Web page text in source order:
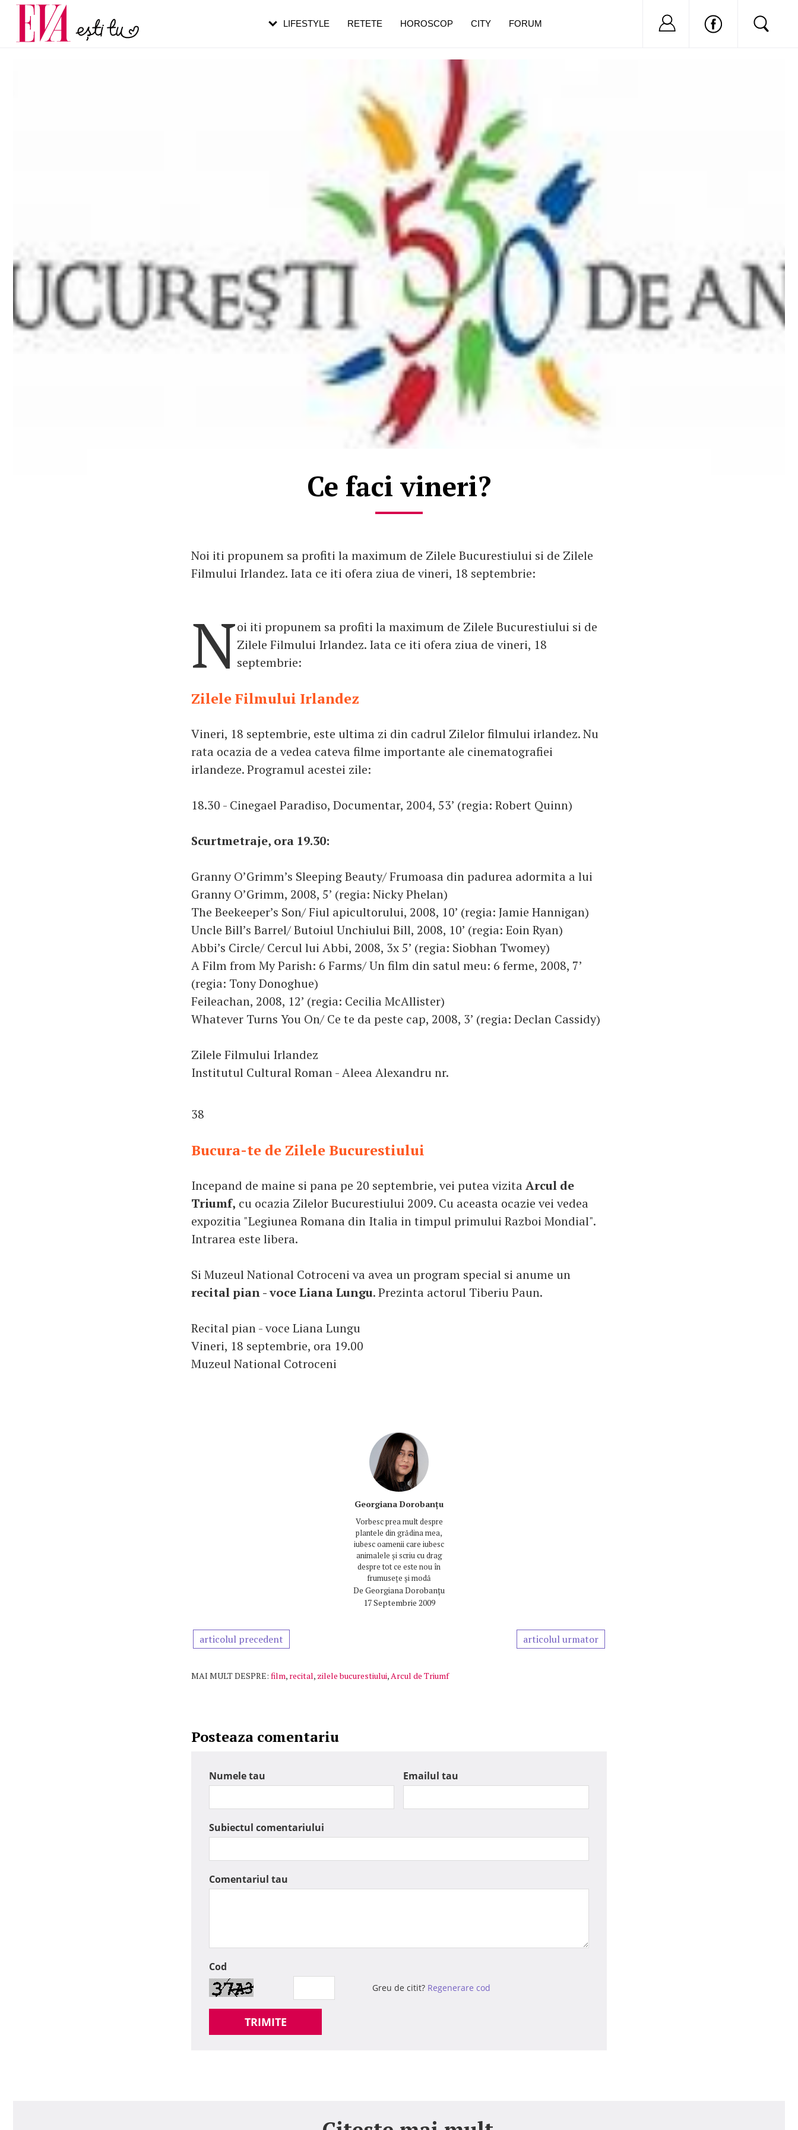
Ce faci vineri?
Noi iti propunem sa profiti la maximum de Zilele Bucurestiului si de Zilele
Filmului Irlandez. Iata ce iti ofera ziua de vineri, 18 septembrie:
Noi iti propunem sa profiti la maximum de Zilele Bucurestiului si de
Zilele Filmului Irlandez. Iata ce iti ofera ziua de vineri, 18
septembrie:
Zilele Filmului Irlandez
Vineri, 18 septembrie, este ultima zi din cadrul Zilelor filmului irlandez. Nu
rata ocazia de a vedea cateva filme importante ale cinematografiei
irlandeze. Programul acestei zile:
18.30 - Cinegael Paradiso, Documentar, 2004, 53’ (regia: Robert Quinn)
Scurtmetraje, ora 19.30:
Granny O’Grimm’s Sleeping Beauty/ Frumoasa din padurea adormita a lui
Granny O’Grimm, 2008, 5’ (regia: Nicky Phelan)
The Beekeeper’s Son/ Fiul apicultorului, 2008, 10’ (regia: Jamie Hannigan)
Uncle Bill’s Barrel/ Butoiul Unchiului Bill, 2008, 10’ (regia: Eoin Ryan)
Abbi’s Circle/ Cercul lui Abbi, 2008, 3x 5’ (regia: Siobhan Twomey)
A Film from My Parish: 6 Farms/ Un film din satul meu: 6 ferme, 2008, 7’
(regia: Tony Donoghue)
Feileachan, 2008, 12’ (regia: Cecilia McAllister)
Whatever Turns You On/ Ce te da peste cap, 2008, 3’ (regia: Declan Cassidy)
Zilele Filmului Irlandez
Institutul Cultural Roman - Aleea Alexandru nr.
38
Bucura-te de Zilele Bucurestiului
Incepand de maine si pana pe 20 septembrie, vei putea vizitaArcul de
Triumf, cu ocazia Zilelor Bucurestiului 2009. Cu aceasta ocazie vei vedea
expozitia "Legiunea Romana din Italia in timpul primului Razboi Mondial".
Intrarea este libera.
Si Muzeul National Cotroceni va avea un program special si anume un
recital pian - voce Liana Lungu. Prezinta actorul Tiberiu Paun.
Recital pian - voce Liana Lungu
Vineri, 18 septembrie, ora 19.00
Muzeul National Cotroceni
Georgiana Dorobanțu
Vorbesc prea mult despre
plantele din grădina mea,
iubesc oamenii care iubesc
animalele și scriu cu drag
despre tot ce este nou în
frumusețe și modă
De Georgiana Dorobanțu
17 Septembrie 2009
articolul precedent articolul urmator
MAI MULT DESPRE: film, recital, zilele bucurestiului,Arcul de Triumf
Posteaza comentariu
Numele tau Emailul tau
Subiectul comentariului
Comentariul tau
Cod
Greu de citit? Regenerare cod
TRIMITE
LIFESTYLE RETETE HOROSCOP CITY FORUM Nu ai cont?
Carieră
Actualitate
pe măsură ce înaintezi în vârstă
de dureroasă este investigația